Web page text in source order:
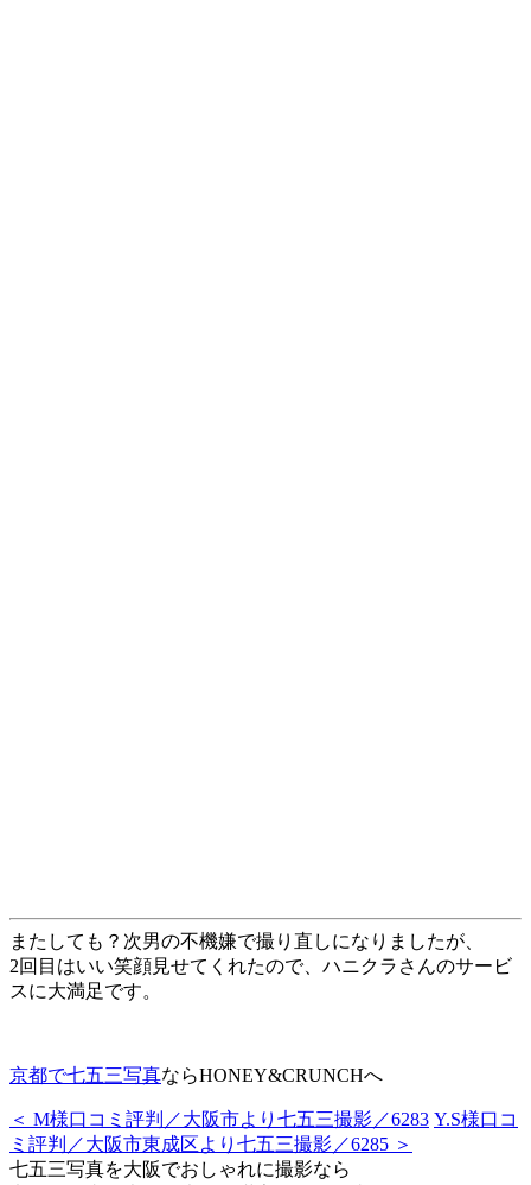
またしても？次男の不機嫌で撮り直しになりましたが、
2回目はいい笑顔見せてくれたので、ハニクラさんのサービ
スに大満足です。
京都で七五三写真ならHONEY&CRUNCHへ
＜ M様口コミ評判／大阪市より七五三撮影／6283 Y.S様口コ
ミ評判／大阪市東成区より七五三撮影／6285 ＞
七五三写真を大阪でおしゃれに撮影なら